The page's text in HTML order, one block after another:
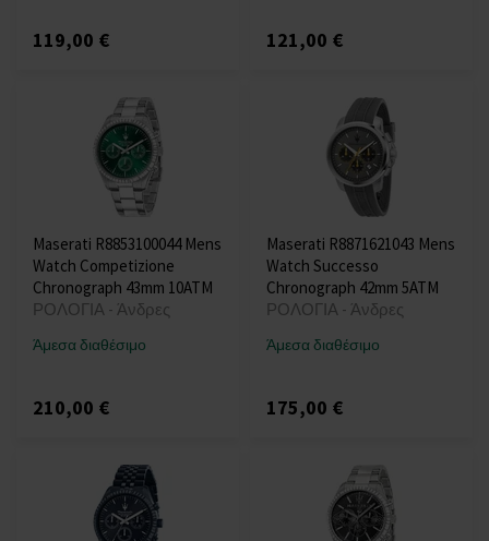
119,00 € 121,00 €
Maserati R8853100044 Mens
Watch Competizione
Chronograph 43mm 10ATM
ΡΟΛΟΓΙΑ - Άνδρες
Άμεσα διαθέσιμο
210,00 €
Maserati R8871621043 Mens
Watch Successo
Chronograph 42mm 5ATM
ΡΟΛΟΓΙΑ - Άνδρες
Άμεσα διαθέσιμο
175,00 €